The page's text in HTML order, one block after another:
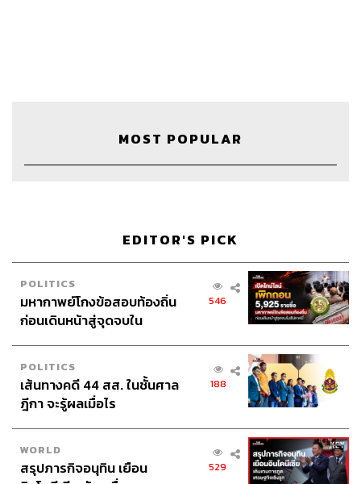
จักรพงษ์ เมษพันธุ์, ภูมิชาย บุญสินสุข
Show Producerเชษฐพงศ์ ชูประดิษฐ์
อนงค์นาฏ วิวัฒนานนท์
Proofreaderวรรษมล สิงหโกมล
Webmaster
Channel Adminเอกราช มอเซอร์
Social Media Adminsสุทธกิตติ์​ สุทธาวรรณกุล, ธิติกร ลิ้ม
TAGS: แนวคิดทางการเงิน
The Money Case
The Money Coach
Podcast
#จักรพงษ์ เมษพันธุ์
MOST POPULAR
EDITOR'S PICK
POLITICS
มหากาพย์โกงข้อสอบท้องถิ่น
ก่อนเดินหน้าสู่จุดจบใน
546
POLITICS
เส้นทางคดี 44 สส. ในชั้นศาล
ฎีกา จะรู้ผลเมื่อไร
188
WORLD
สรุปภารกิจอนุทิน เยือน
529